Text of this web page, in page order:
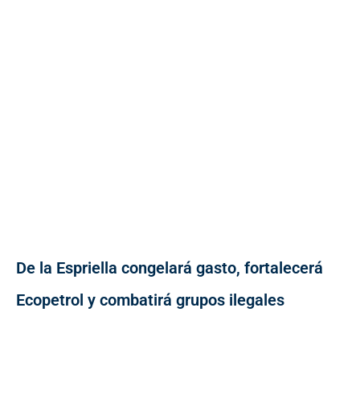
De la Espriella congelará gasto, fortalecerá
Ecopetrol y combatirá grupos ilegales